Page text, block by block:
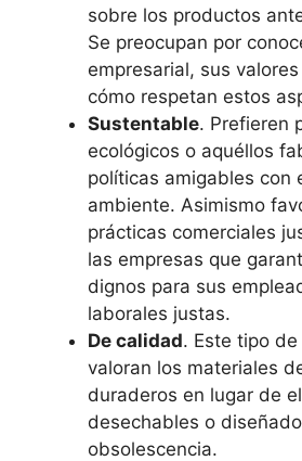
sobre los productos
Se preocupan por
empresarial, sus
cómo respetan estos
Sustentable. Prefieren
ecológicos o aquéllos
políticas amigables con
ambiente. Asimismo
prácticas comerciales
las empresas que
dignos para sus
laborales justas.
De calidad. Este tipo
valoran los materiales
duraderos en lugar de
desechables o
obsolescencia.